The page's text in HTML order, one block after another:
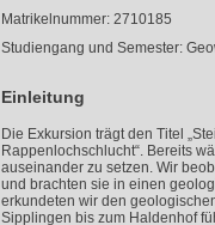
Matrikelnummer: 2710185
Studiengang und Semester:
Einleitung
Die Exkursion trägt den Titel
Rappenlochschlucht“. Bereits
auseinander zu setzen. Wir
und brachten sie in einen
erkundeten wir den
Sipplingen bis zum Haldenhof